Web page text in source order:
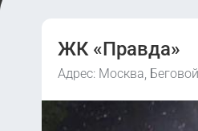
ЖК «Правда»
Адрес: Москва,